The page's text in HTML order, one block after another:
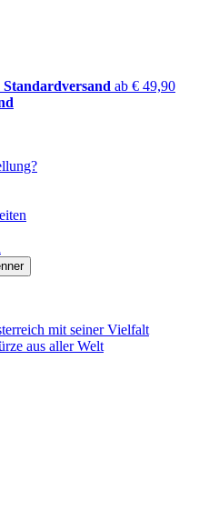
ab € 49,90
mit seiner Vielfalt
aus aller Welt